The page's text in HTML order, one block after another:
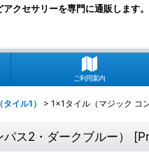
クセサリーを専門に通販します。
ご利用案内
イル1） > 1x1タイル（マジック コ
ス2・ダークブルー） [